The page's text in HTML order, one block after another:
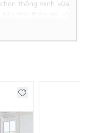
thông minh vừa
hài lòng.
HCM, Biên